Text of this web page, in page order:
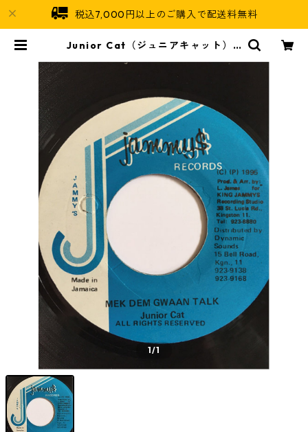
税込7,000円以上のご購入で配送料無料
Junior Cat（ジュニアキャット） -
amaican Soul
1/1